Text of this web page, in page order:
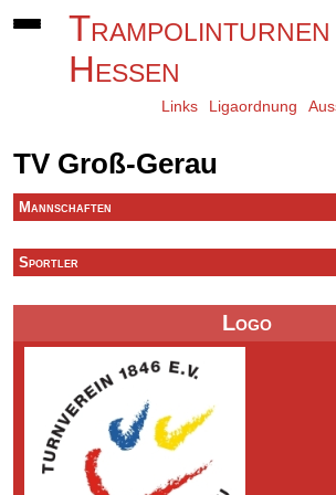
Trampolinturnen
Hessen
Links Ligaordnung
TV Groß-Gerau
Logo
Mannschaften
Sportler